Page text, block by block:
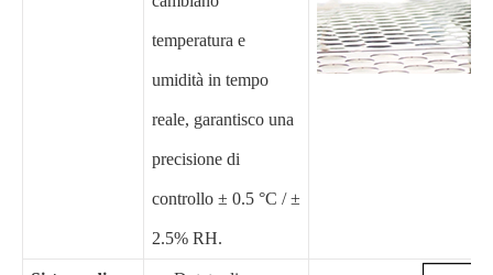
temperatura e
umidità in tempo
reale, garantisco una
precisione di
controllo ± 0.5 °C / ±
2.5% RH.